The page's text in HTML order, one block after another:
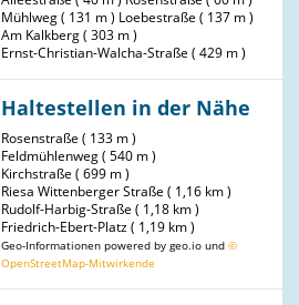
Mühlweg ( 131 m ) Loebestraße ( 137 m )
Am Kalkberg ( 303 m )
Ernst-Christian-Walcha-Straße ( 429 m )
Haltestellen in der Nähe
Rosenstraße ( 133 m )
Feldmühlenweg ( 540 m )
Kirchstraße ( 699 m )
Riesa Wittenberger Straße ( 1,16 km )
Rudolf-Harbig-Straße ( 1,18 km )
Friedrich-Ebert-Platz ( 1,19 km )
Geo-Informationen powered by geo.io und ©
OpenStreetMap-Mitwirkende